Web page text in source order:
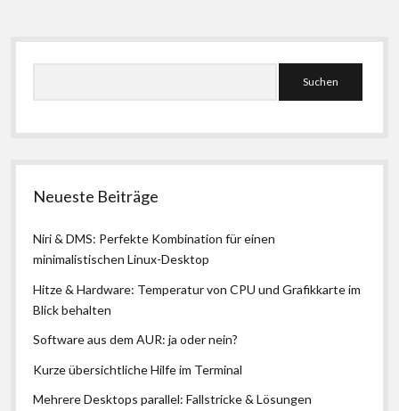
Seitenleiste
Neueste Beiträge
Niri & DMS: Perfekte Kombination für einen
minimalistischen Linux-Desktop
Hitze & Hardware: Temperatur von CPU und Grafikkarte im
Blick behalten
Software aus dem AUR: ja oder nein?
Kurze übersichtliche Hilfe im Terminal
Mehrere Desktops parallel: Fallstricke & Lösungen